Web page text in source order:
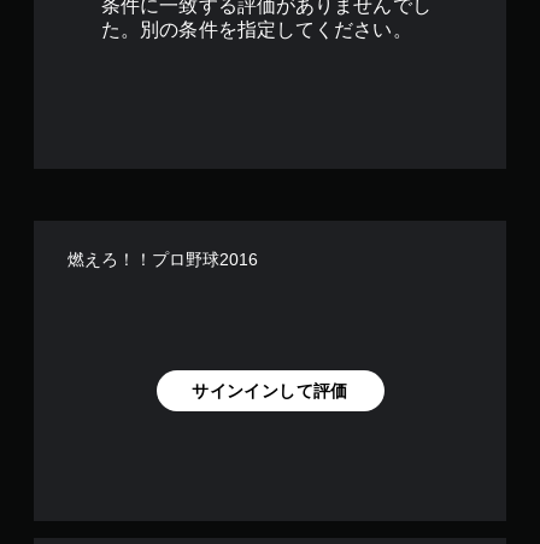
条件に一致する評価がありませんでし
た。別の条件を指定してください。
燃えろ！！プロ野球2016
サインインして評価